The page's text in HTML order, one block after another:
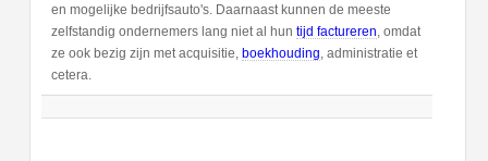
en mogelijke bedrijfsauto's. Daarnaast kunnen de meeste
zelfstandig ondernemers lang niet al hun tijd factureren , omdat
ze ook bezig zijn met acquisitie, boekhouding , administratie et
cetera.